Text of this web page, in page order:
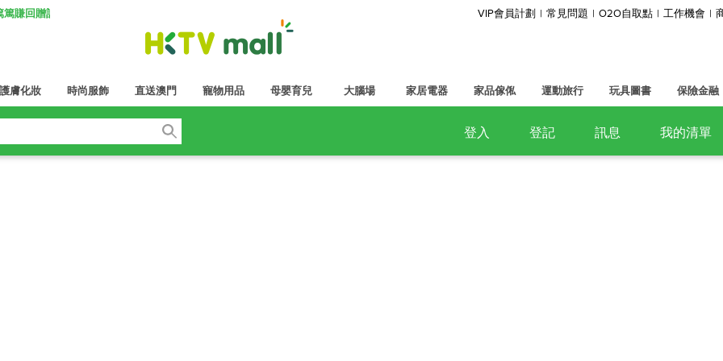
賺回贈計劃 VIP會員計劃 常見問題 O2O自取點 工作機會
護膚化妝 時尚服飾 直送澳門 寵物用品 母嬰育兒 大腦場 家居電器 家品傢俬 運動旅行 玩具圖書 保險金融
登入 登記 訊息 我的清單